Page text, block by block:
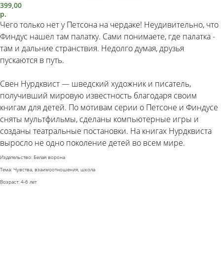
399,00
р.
Чего только нет у Петсона на чердаке! Неудивительно, что
Финдус нашел там палатку. Сами понимаете, где палатка -
там и дальние странствия. Недолго думая, друзья
пускаются в путь.
Свен Нурдквист — шведский художник и писатель,
получивший мировую известность благодаря своим
книгам для детей. По мотивам серии о Петсоне и Финдусе
сняты мультфильмы, сделаны компьютерные игры и
созданы театральные постановки. На книгах Нурдквиста
выросло не одно поколение детей во всем мире.
Издательство: Белая ворона
Тема: Чувства, взаимоотношения, школа
Возраст: 4-6 лет